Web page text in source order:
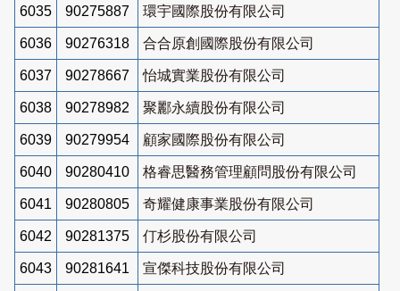
6035 90275887 環宇國際股份有限公司
6036 90276318 合合原創國際股份有限公司
6037 90278667 怡城實業股份有限公司
6038 90278982 聚酈永續股份有限公司
6039 90279954 顧家國際股份有限公司
6040 90280410 格睿思醫務管理顧問股份有限公司
6041 90280805 奇耀健康事業股份有限公司
6042 90281375 仃杉股份有限公司
6043 90281641 宣傑科技股份有限公司